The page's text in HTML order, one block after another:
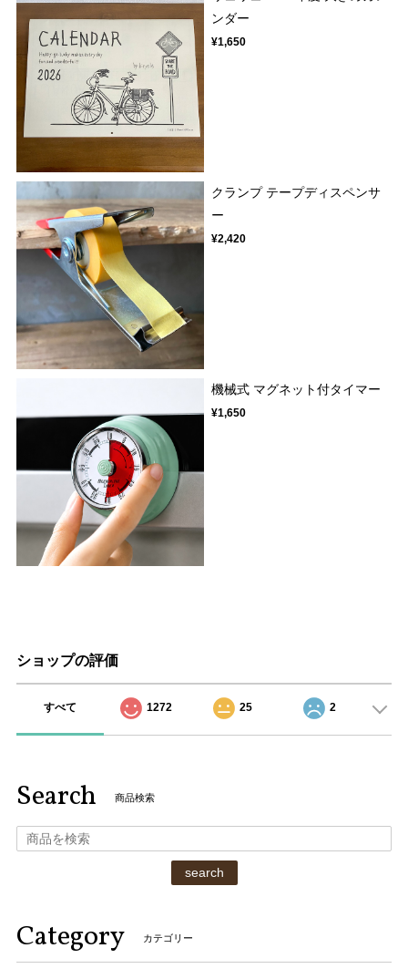
ンダー
¥1,650
クランプ テープディスペンサ
ー
¥2,420
機械式 マグネット付タイマー
¥1,650
ショップの評価
すべて 1272 25 2
Search 商品検索
search
Category カテゴリー